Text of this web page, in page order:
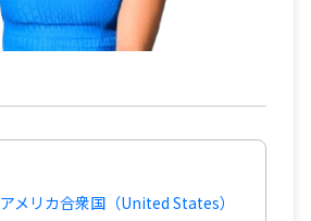
アメリカ合衆国（United States）